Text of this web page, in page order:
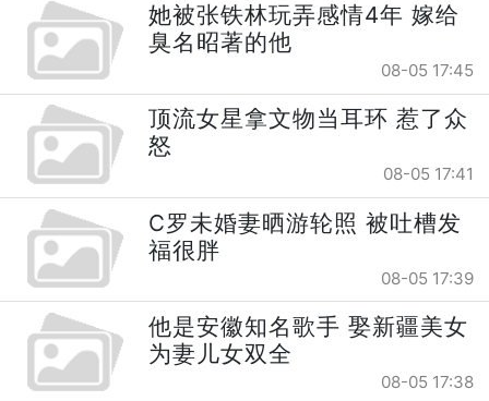
她被张铁林玩弄感情4年 嫁给
臭名昭著的他
08-05 17:45
顶流女星拿文物当耳环 惹了众
怒
08-05 17:41
C罗未婚妻晒游轮照 被吐槽发
福很胖
08-05 17:39
他是安徽知名歌手 娶新疆美女
为妻儿女双全
08-05 17:38